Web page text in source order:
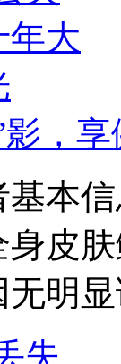
影，
基本
身皮
明显